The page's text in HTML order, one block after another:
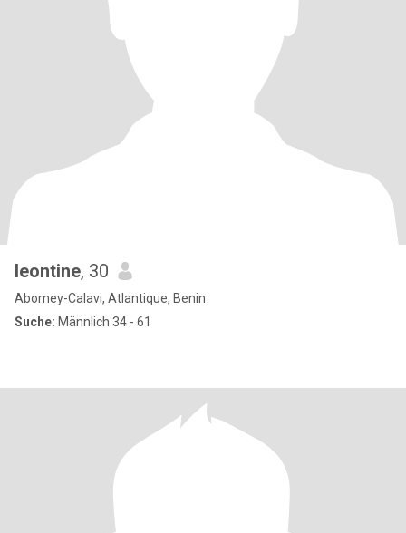
leontine, 30
Abomey-Calavi, Atlantique, Benin
Suche: Männlich 34 - 61